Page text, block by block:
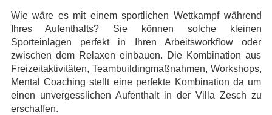
Wie wäre es mit einem sportlichen Wettkampf während
Ihres Aufenthalts? Sie können solche kleinen
Sporteinlagen perfekt in Ihren Arbeitsworkflow oder
zwischen dem Relaxen einbauen. Die Kombination aus
Freizeitaktivitäten, Teambuildingmaßnahmen, Workshops,
Mental Coaching stellt eine perfekte Kombination da um
einen unvergesslichen Aufenthalt in der Villa Zesch zu
erschaffen.